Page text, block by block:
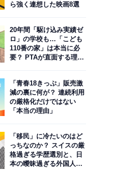
ら強く連想した映画8選
20年間「駆け込み実績ゼ
ロ」の学校も…「こども
110番の家」は本当に必
要？ PTAが直面する理想
「青春18きっぷ」販売激
減の裏に何が？ 連続利用
の厳格化だけではない
「本当の理由」
「移民」に冷たいのはど
っちなのか？ スイスの厳
格過ぎる学歴選別と、日
本の曖昧過ぎる外国人政